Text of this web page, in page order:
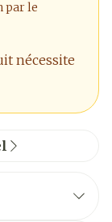
par le
nécessite